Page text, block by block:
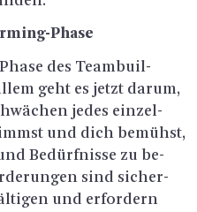
Pha­se
des Team­buil­
geht es jetzt darum,
jedes ein­zel­
und dich be­mühst,
Be­dürf­nis­se zu be­
sind si­cher­
und er­for­dern